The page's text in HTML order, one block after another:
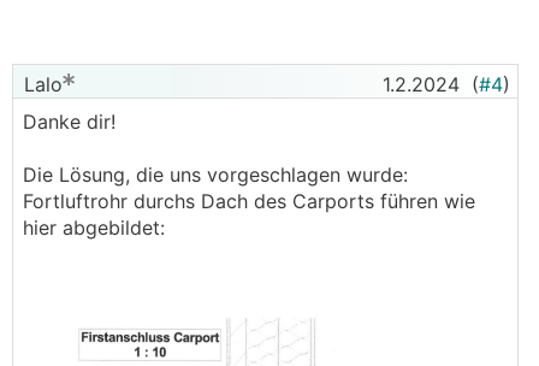
Lalo 1.2.2024 (#4)
Danke dir!
Die Lösung, die uns vorgeschlagen wurde:
Fortluftrohr durchs Dach des Carports führen wie
hier abgebildet: